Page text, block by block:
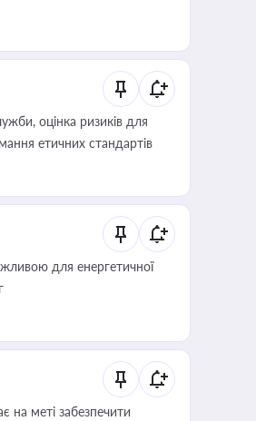
оцінка ризиків для
етичних стандартів
для енергетичної
на меті забезпечити